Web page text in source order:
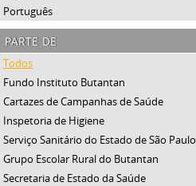
Português
parte de
Todos
Fundo Instituto Butantan
Cartazes de Campanhas de Saúde
Inspetoria de Higiene
Serviço Sanitário do Estado de São Paulo
Grupo Escolar Rural do Butantan
Secretaria de Estado da Saúde